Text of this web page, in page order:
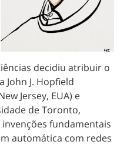
decidiu atribuir o
John J. Hopfield
Jersey, EUA) e
de Toronto,
fundamentais
automática com redes